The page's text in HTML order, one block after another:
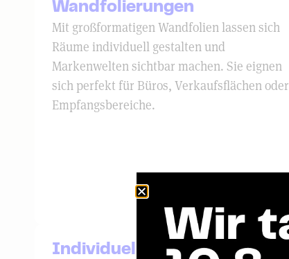
Wandfolierungen
Mit großformatigen Wandfolien lassen sich
Räume individuell gestalten und
Markenwelten sichtbar machen. Sie eignen
sich perfekt für Büros, Verkaufsflächen oder
Empfangsbereiche.
Individuelle